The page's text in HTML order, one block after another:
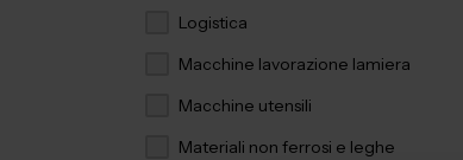
Logistica
Macchine lavorazione lamiera
Macchine utensili
Materiali non ferrosi e leghe